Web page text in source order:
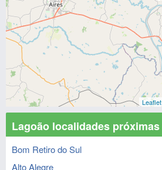
Leaflet
Lagoão localidades próximas
Bom Retiro do Sul
Alto Alegre